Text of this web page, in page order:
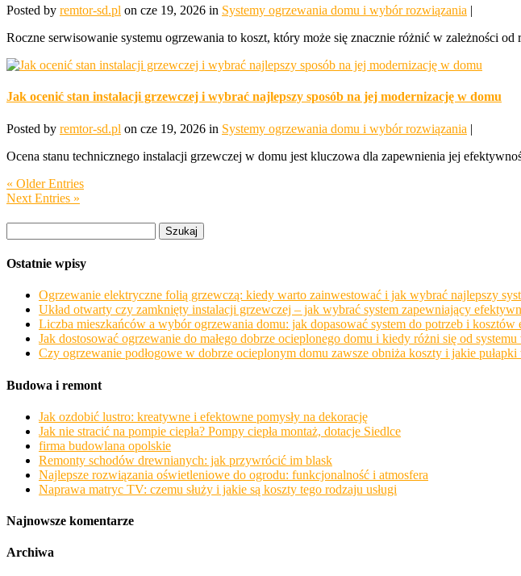
Posted by remtor-sd.pl on cze 19, 2026 in Systemy ogrzewania domu i wybór rozwiązania |
Roczne serwisowanie systemu ogrzewania to koszt, który może się znacznie różnić w zależności od
Jak ocenić stan instalacji grzewczej i wybrać najlepszy sposób na jej modernizację w domu
Posted by remtor-sd.pl on cze 19, 2026 in Systemy ogrzewania domu i wybór rozwiązania |
Ocena stanu technicznego instalacji grzewczej w domu jest kluczowa dla zapewnienia jej
« Older Entries
Next Entries »
Ostatnie wpisy
Ogrzewanie elektryczne folią grzewczą: kiedy warto zainwestować i jak wybrać najlepszy
Układ otwarty czy zamknięty instalacji grzewczej – jak wybrać system zapewniający
Liczba mieszkańców a wybór ogrzewania domu: jak dopasować system do potrzeb i kosztów
Jak dostosować ogrzewanie do małego dobrze ocieplonego domu i kiedy różni się od
Czy ogrzewanie podłogowe w dobrze ocieplonym domu zawsze obniża koszty i jakie pułapki
Budowa i remont
Jak ozdobić lustro: kreatywne i efektowne pomysły na dekorację
Jak nie stracić na pompie ciepła? Pompy ciepła montaż, dotacje Siedlce
firma budowlana opolskie
Remonty schodów drewnianych: jak przywrócić im blask
Najlepsze rozwiązania oświetleniowe do ogrodu: funkcjonalność i atmosfera
Naprawa matryc TV: czemu służy i jakie są koszty tego rodzaju usługi
Najnowsze komentarze
Archiwa